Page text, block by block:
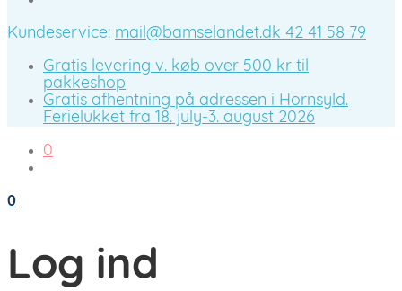
Kundeservice: mail@bamselandet.dk 42 41 58 79
Gratis levering v. køb over 500 kr til
pakkeshop
Gratis afhentning på adressen i Hornsyld.
Ferielukket fra 18. july-3. august 2026
0
0
Log ind